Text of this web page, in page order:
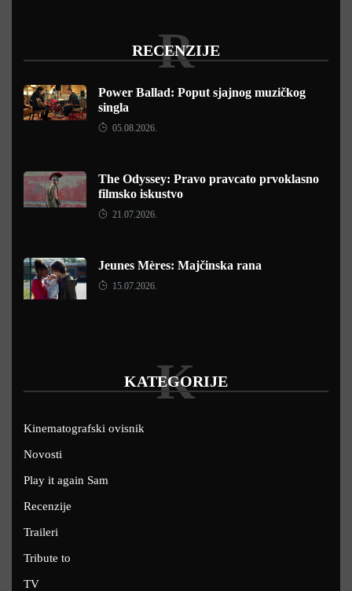
RECENZIJE
R
Power Ballad: Poput sjajnog muzičkog
singla
05.08.2026.
The Odyssey: Pravo pravcato prvoklasno
filmsko iskustvo
21.07.2026.
Jeunes Mères: Majčinska rana
15.07.2026.
KATEGORIJE
K
Kinematografski ovisnik
Novosti
Play it again Sam
Recenzije
Traileri
Tribute to
TV